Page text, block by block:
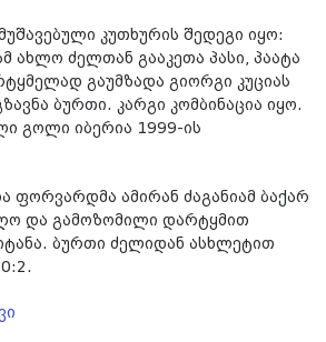
კუთხურის შედეგი იყო:
ახლო ძელთან გააკეთა პასი, პაატა
გაუმზადა გიორგი კუციას
ბურთი. კარგი კომბინაცია იყო.
გოლი იბერია 1999-ის
ფორვარდმა ამირან ძაგანიამ ბაქარ
და გამოზომილი დარტყმით
ბურთი ძელიდან ასხლეტით